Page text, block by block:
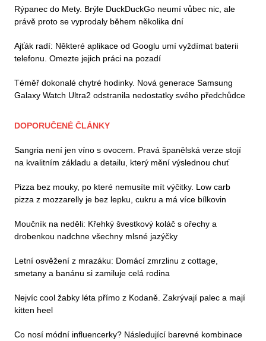
Rýpanec do Mety. Brýle DuckDuckGo neumí vůbec nic, ale
právě proto se vyprodaly během několika dní
Ajťák radí: Některé aplikace od Googlu umí vyždímat baterii
telefonu. Omezte jejich práci na pozadí
Téměř dokonalé chytré hodinky. Nová generace Samsung
Galaxy Watch Ultra2 odstranila nedostatky svého předchůdce
DOPORUČENÉ ČLÁNKY
Sangria není jen víno s ovocem. Pravá španělská verze stojí
na kvalitním základu a detailu, který mění výslednou chuť
Pizza bez mouky, po které nemusíte mít výčitky. Low carb
pizza z mozzarelly je bez lepku, cukru a má více bílkovin
Moučník na neděli: Křehký švestkový koláč s ořechy a
drobenkou nadchne všechny mlsné jazýčky
Letní osvěžení z mrazáku: Domácí zmrzlinu z cottage,
smetany a banánu si zamiluje celá rodina
Nejvíc cool žabky léta přímo z Kodaně. Zakrývají palec a mají
kitten heel
Co nosí módní influencerky? Následující barevné kombinace